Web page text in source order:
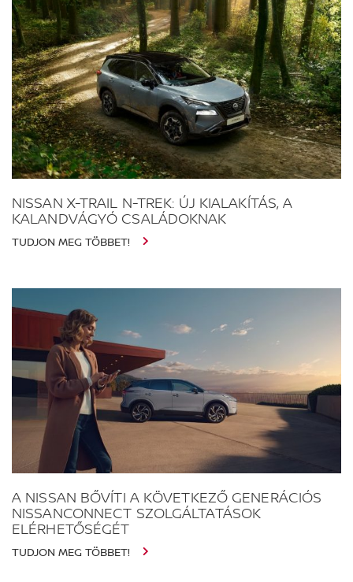
NISSAN X-TRAIL N-TREK: ÚJ KIALAKÍTÁS, A
KALANDVÁGYÓ CSALÁDOKNAK
TUDJON MEG TÖBBET!
A NISSAN BŐVÍTI A KÖVETKEZŐ GENERÁCIÓS
NISSANCONNECT SZOLGÁLTATÁSOK
ELÉRHETŐSÉGÉT
TUDJON MEG TÖBBET!